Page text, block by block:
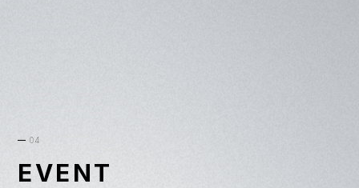
04
EVENT